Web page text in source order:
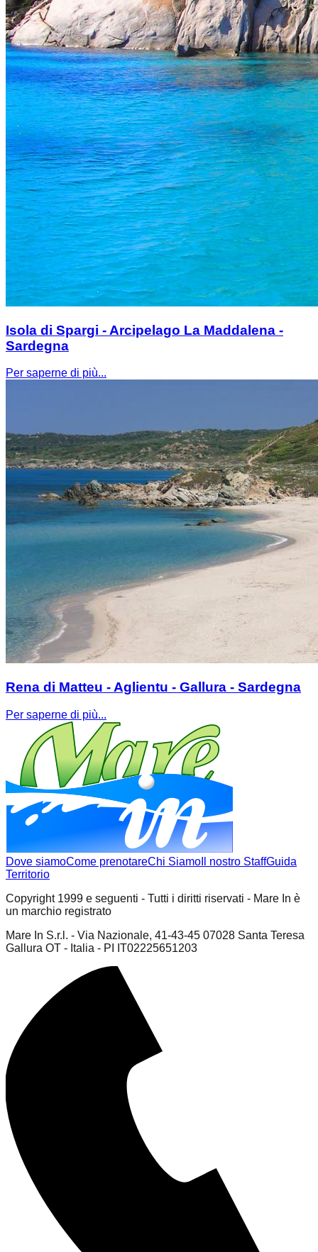
Isola di Spargi - Arcipelago La Maddalena -
Sardegna
Per saperne di più...
Rena di Matteu - Aglientu - Gallura - Sardegna
Per saperne di più...
Dove siamoCome prenotareChi Siamo Il nostro StaffGuida
Territorio
Copyright 1999 e seguenti - Tutti i diritti riservati - Mare In è
un marchio registrato
Mare In S.r.l. - Via Nazionale, 41-43-45 07028 Santa Teresa
Gallura OT - Italia - PI IT02225651203